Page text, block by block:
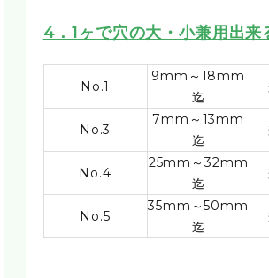
4．1ヶで穴の大・小兼用出来
No.1
9mm～18mm
迄
No.3
7mm～13mm
迄
No.4
25mm～32mm
迄
No.5
35mm～50mm
迄